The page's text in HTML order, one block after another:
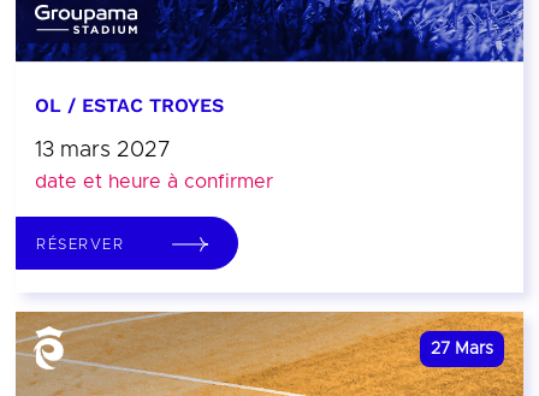
OL / ESTAC TROYES
13 mars 2027
date et heure à confirmer
RÉSERVER
27 Mars